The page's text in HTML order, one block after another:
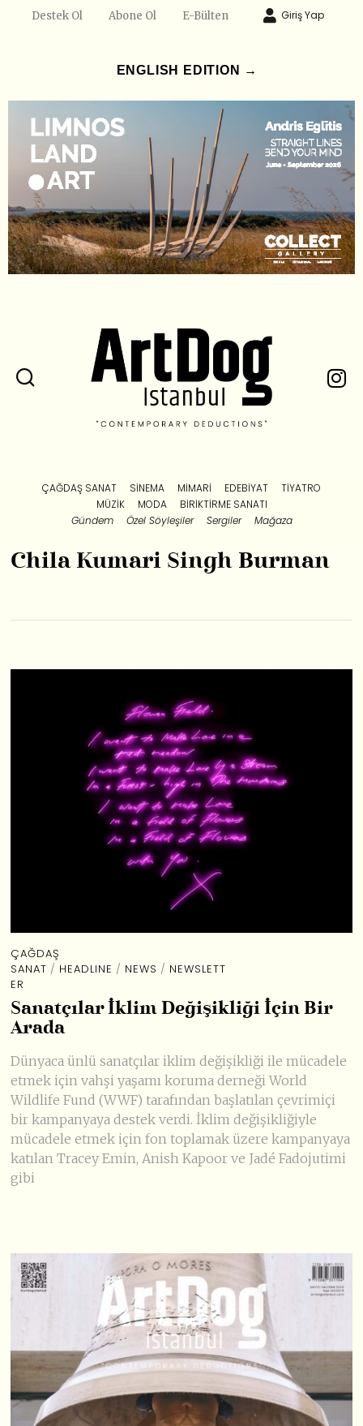
Destek Ol Abone Ol E-Bülten Giriş Yap
ENGLISH EDITION →
ÇAĞDAŞ SANAT SINEMA MIMARI EDEBIYAT
TIYATRO
MÜZIK
MODA
BIRIKTIRME SANATI
Gündem
Özel Söyleşiler Sergiler Mağaza
Chila Kumari Singh Burman
ÇAĞDAŞ
SANAT / HEADLINE / NEWS / NEWSLETT
ER
Sanatçılar İklim Değişikliği İçin Bir
Arada
Dünyaca ünlü sanatçılar iklim değişikliği ile mücadele
etmek için vahşi yaşamı koruma derneği World
Wildlife Fund (WWF) tarafından başlatılan çevrimiçi
bir kampanyaya destek verdi. İklim değişikliğiyle
mücadele etmek için fon toplamak üzere kampanyaya
katılan Tracey Emin, Anish Kapoor ve Jadé Fadojutimi
gibi